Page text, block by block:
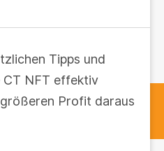
Tipps und
CT NFT effektiv
Profit daraus